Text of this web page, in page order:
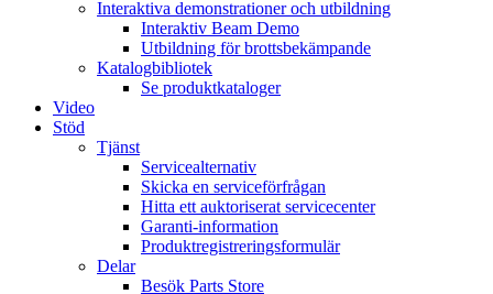
Interaktiva demonstrationer och utbildning
Interaktiv Beam Demo
Utbildning för brottsbekämpande
Katalogbibliotek
Se produktkataloger
Video
Stöd
Tjänst
Servicealternativ
Skicka en serviceförfrågan
Hitta ett auktoriserat servicecenter
Garanti-information
Produktregistreringsformulär
Delar
Besök Parts Store